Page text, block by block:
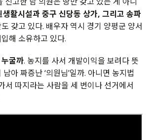
생활시설과 중구 신당동 상가, 그리고 송파
갖고 있다. 배우자 역시 경기 양평군 양서
해 소유하고 있다.
굴까. 농지를 사서 개발이익을 보려다 뜻
아 짜증난 ‘의원님’일까. 아니면 농지법
서 따지라는 사람을 세 번이나 선거에서